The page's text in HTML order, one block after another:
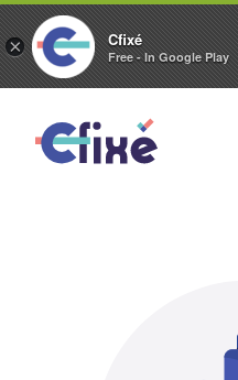
× Cfixé
Free - In Google Play